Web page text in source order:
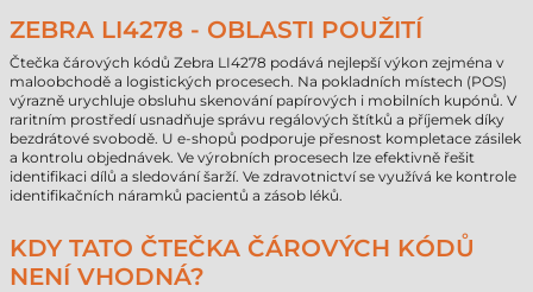
ZEBRA LI4278 - OBLASTI POUŽITÍ
Čtečka čárových kódů Zebra LI4278 podává nejlepší výkon zejména v
maloobchodě a logistických procesech. Na pokladních místech (POS)
výrazně urychluje obsluhu skenování papírových i mobilních kupónů. V
raritním prostředí usnadňuje správu regálových štítků a příjemek díky
bezdrátové svobodě. U e-shopů podporuje přesnost kompletace zásilek
a kontrolu objednávek. Ve výrobních procesech lze efektivně řešit
identifikaci dílů a sledování šarží. Ve zdravotnictví se využívá ke kontrole
identifikačních náramků pacientů a zásob léků.
KDY TATO ČTEČKA ČÁROVÝCH KÓDŮ
NENÍ VHODNÁ?